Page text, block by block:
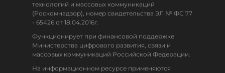
технологий и массовых коммуникаций
(Роскомнадзор), номер свидетельства ЭЛ № ФС 77
- 65426 от 18.04.2016г.
Функционирует при финансовой поддержке
Министерства цифрового развития, связи и
массовых коммуникаций Российской Федерации.
На информационном ресурсе применяются